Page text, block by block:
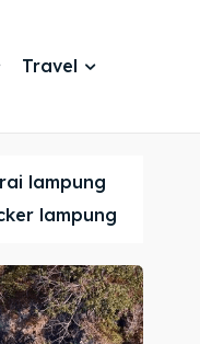
Travel
lampung
lampung